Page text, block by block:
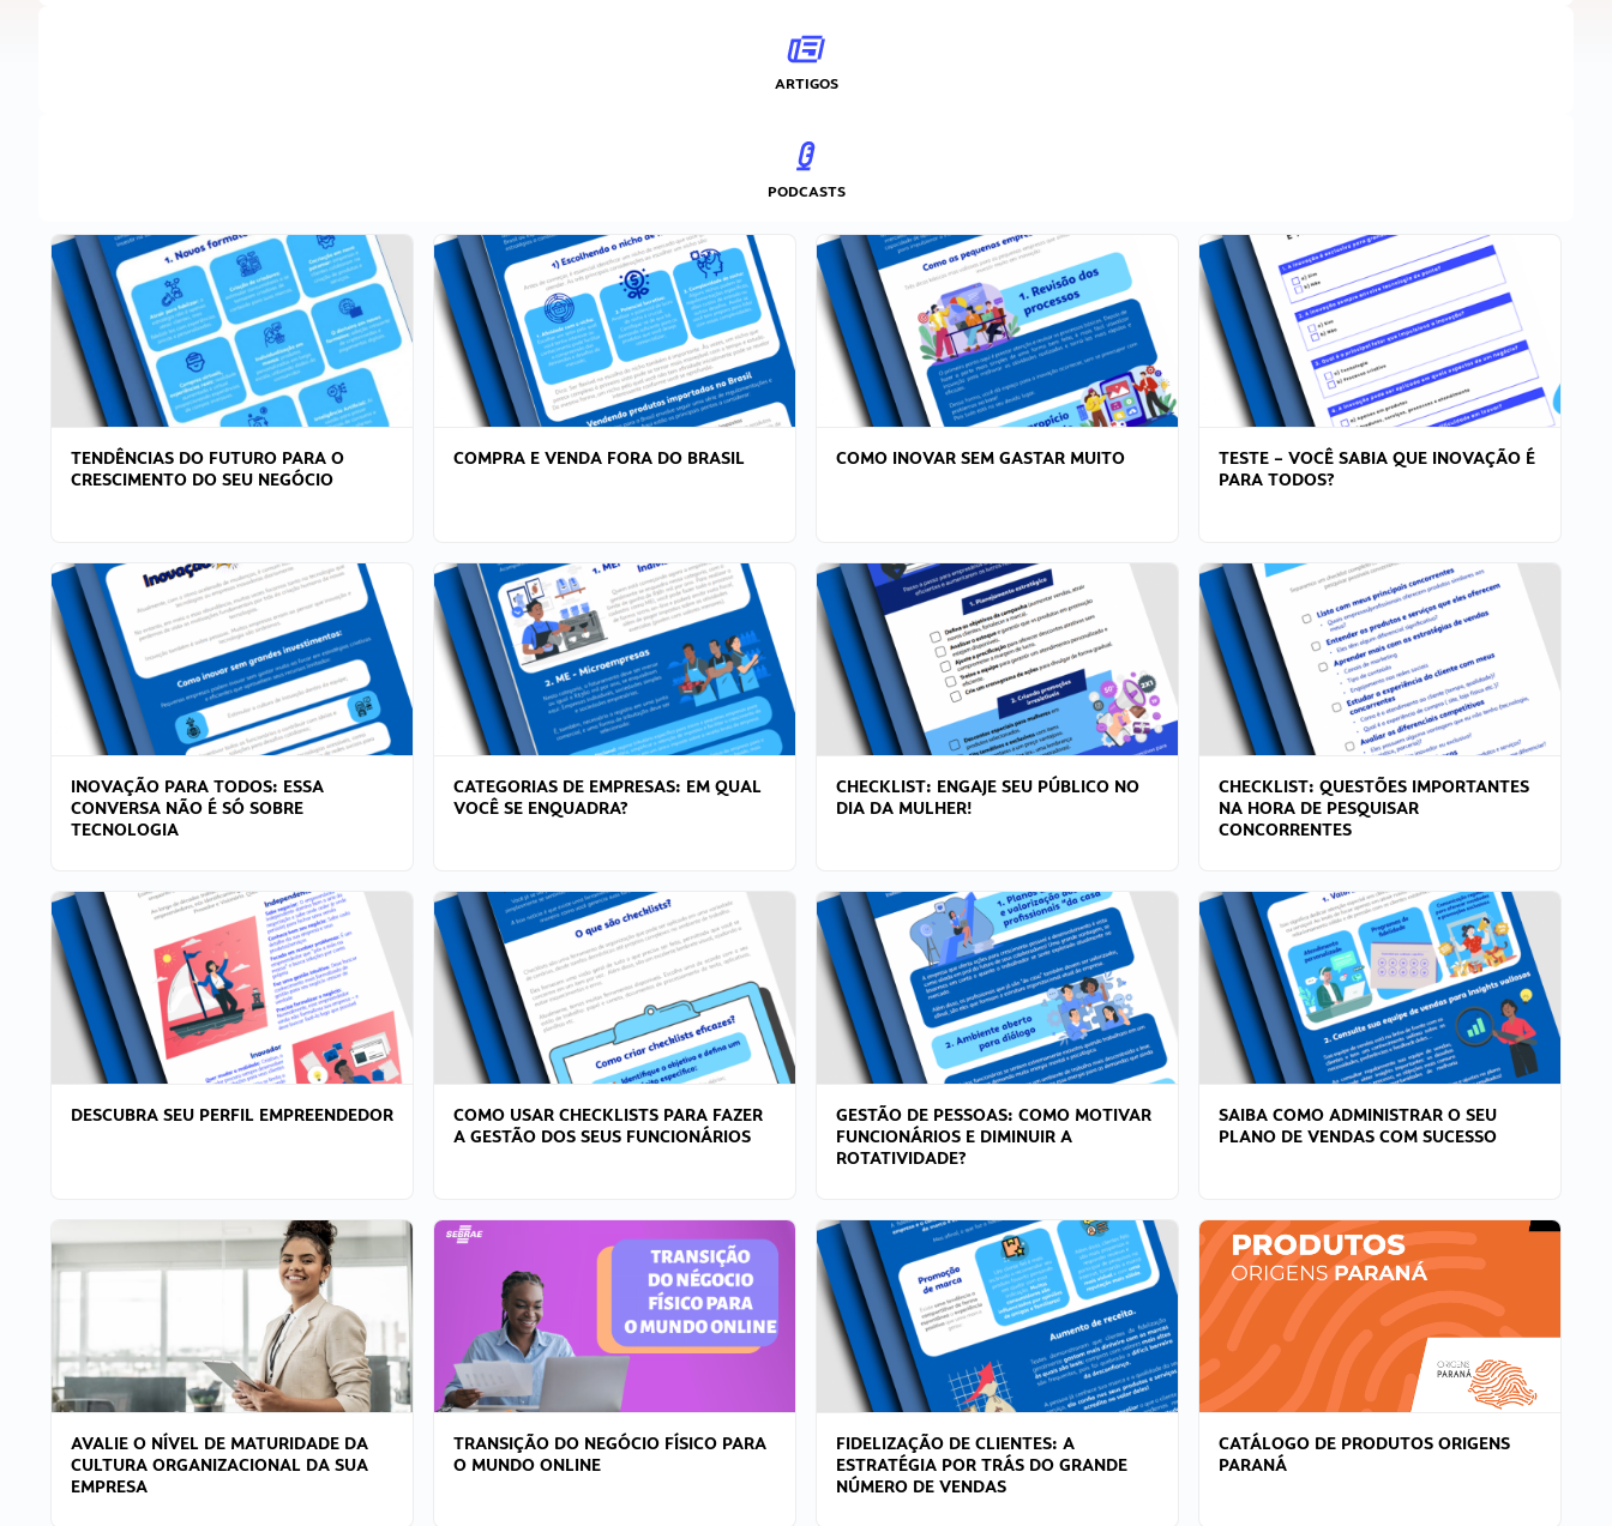
ARTIGOS
PODCASTS
TENDÊNCIAS DO FUTURO PARA O
CRESCIMENTO DO SEU NEGÓCIO
COMPRA E VENDA FORA DO BRASIL COMO INOVAR SEM GASTAR MUITO
TESTE – VOCÊ SABIA QUE INOVAÇÃO É
PARA TODOS?
INOVAÇÃO PARA TODOS: ESSA
CONVERSA NÃO É SÓ SOBRE
TECNOLOGIA
CATEGORIAS DE EMPRESAS: EM QUAL
VOCÊ SE ENQUADRA?
CHECKLIST: ENGAJE SEU PÚBLICO NO
DIA DA MULHER!
CHECKLIST: QUESTÕES IMPORTANTES
NA HORA DE PESQUISAR
CONCORRENTES
DESCUBRA SEU PERFIL EMPREENDEDOR
COMO USAR CHECKLISTS PARA FAZER
A GESTÃO DOS SEUS FUNCIONÁRIOS
GESTÃO DE PESSOAS: COMO MOTIVAR
FUNCIONÁRIOS E DIMINUIR A
ROTATIVIDADE?
SAIBA COMO ADMINISTRAR O SEU
PLANO DE VENDAS COM SUCESSO
AVALIE O NÍVEL DE MATURIDADE DA
CULTURA ORGANIZACIONAL DA SUA
EMPRESA
TRANSIÇÃO DO NEGÓCIO FÍSICO PARA
O MUNDO ONLINE
FIDELIZAÇÃO DE CLIENTES: A
ESTRATÉGIA POR TRÁS DO GRANDE
NÚMERO DE VENDAS
CATÁLOGO DE PRODUTOS ORIGENS
PARANÁ